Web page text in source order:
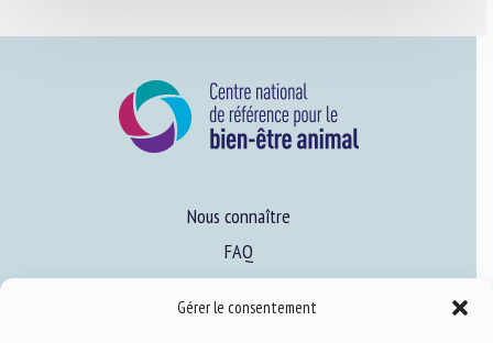
Gérer le consentement
Nous connaître
FAQ